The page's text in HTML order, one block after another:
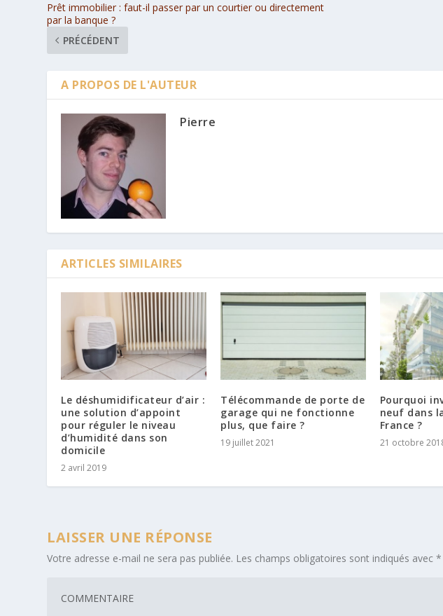
Prêt immobilier : faut-il passer par un courtier ou directement
par la banque ?
PRÉCÉDENT
A PROPOS DE L'AUTEUR
Pierre
ARTICLES SIMILAIRES
Le déshumidificateur d’air :
une solution d’appoint
pour réguler le niveau
d’humidité dans son
domicile
2 avril 2019
Télécommande de porte de
garage qui ne fonctionne
plus, que faire ?
19 juillet 2021
Pourquoi
neuf dans
France ?
21 octobre
LAISSER UNE RÉPONSE
Votre adresse e-mail ne sera pas publiée. Les champs obligatoires sont indiqués avec*